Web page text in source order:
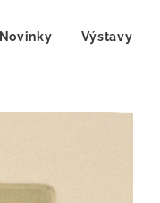
Novinky Výstavy